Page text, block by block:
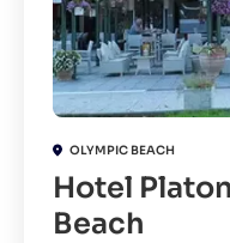
OLYMPIC BEACH
Hotel
Beach